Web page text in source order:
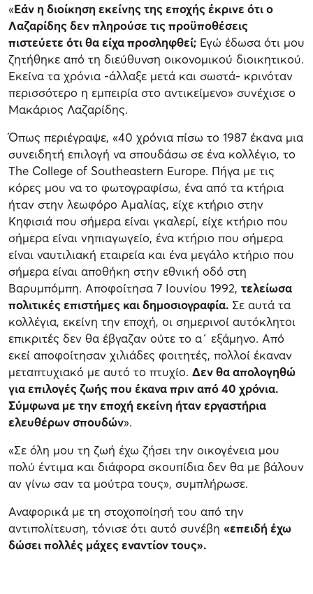
«Εάν η διοίκηση εκείνης της εποχής έκρινε ότι ο
Λαζαρίδης δεν πληρούσε τις προϋποθέσεις
πιστεύετε ότι θα είχα προσληφθεί; Εγώ έδωσα ότι μου
ζητήθηκε από τη διεύθυνση οικονομικού διοικητικού.
Εκείνα τα χρόνια -άλλαξε μετά και σωστά- κρινόταν
περισσότερο η εμπειρία στο αντικείμενο» συνέχισε ο
Μακάριος Λαζαρίδης.
Όπως περιέγραψε, «40 χρόνια πίσω το 1987 έκανα μια
συνειδητή επιλογή να σπουδάσω σε ένα κολλέγιο, το
The College of Southeastern Europe. Πήγα με τις
κόρες μου να το φωτογραφίσω, ένα από τα κτήρια
ήταν στην λεωφόρο Αμαλίας, είχε κτήριο στην
Κηφισιά που σήμερα είναι γκαλερί, είχε κτήριο που
σήμερα είναι νηπιαγωγείο, ένα κτήριο που σήμερα
είναι ναυτιλιακή εταιρεία και ένα μεγάλο κτήριο που
σήμερα είναι αποθήκη στην εθνική οδό στη
Βαρυμπόμπη. Αποφοίτησα 7 Ιουνίου 1992, τελείωσα
πολιτικές επιστήμες και δημοσιογραφία. Σε αυτά τα
κολλέγια, εκείνη την εποχή, οι σημερινοί αυτόκλητοι
επικριτές δεν θα έβγαζαν ούτε το α΄ εξάμηνο. Από
εκεί αποφοίτησαν χιλιάδες φοιτητές, πολλοί έκαναν
μεταπτυχιακό με αυτό το πτυχίο. Δεν θα απολογηθώ
για επιλογές ζωής που έκανα πριν από 40 χρόνια.
Σύμφωνα με την εποχή εκείνη ήταν εργαστήρια
ελευθέρων σπουδών».
«Σε όλη μου τη ζωή έχω ζήσει την οικογένεια μου
πολύ έντιμα και διάφορα σκουπίδια δεν θα με βάλουν
αν γίνω σαν τα μούτρα τους», συμπλήρωσε.
Αναφορικά με τη στοχοποίησή του από την
αντιπολίτευση, τόνισε ότι αυτό συνέβη «επειδή έχω
δώσει πολλές μάχες εναντίον τους».